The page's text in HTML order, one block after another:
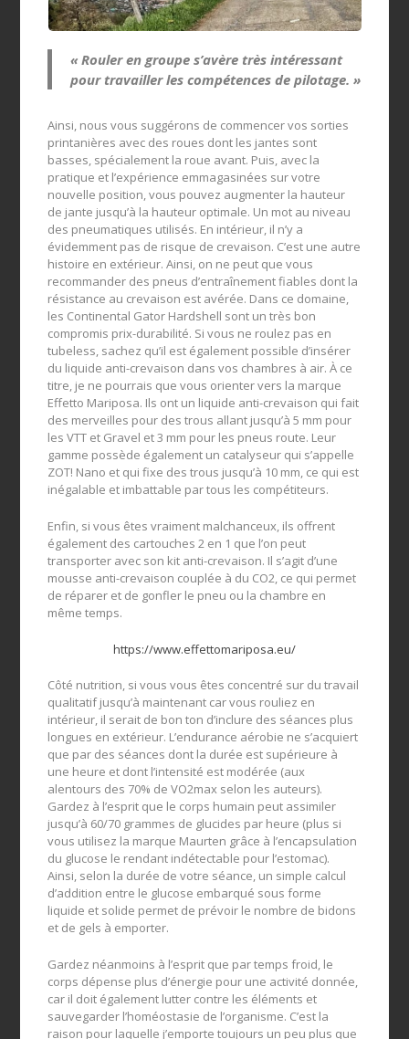
« Rouler en groupe s’avère très intéressant
pour travailler les compétences de pilotage. »
Ainsi, nous vous suggérons de commencer vos sorties
printanières avec des roues dont les jantes sont
basses, spécialement la roue avant. Puis, avec la
pratique et l’expérience emmagasinées sur votre
nouvelle position, vous pouvez augmenter la hauteur
de jante jusqu’à la hauteur optimale. Un mot au niveau
des pneumatiques utilisés. En intérieur, il n’y a
évidemment pas de risque de crevaison. C’est une autre
histoire en extérieur. Ainsi, on ne peut que vous
recommander des pneus d’entraînement fiables dont la
résistance au crevaison est avérée. Dans ce domaine,
les Continental Gator Hardshell sont un très bon
compromis prix-durabilité. Si vous ne roulez pas en
tubeless, sachez qu’il est également possible d’insérer
du liquide anti-crevaison dans vos chambres à air. À ce
titre, je ne pourrais que vous orienter vers la marque
Effetto Mariposa. Ils ont un liquide anti-crevaison qui fait
des merveilles pour des trous allant jusqu’à 5 mm pour
les VTT et Gravel et 3 mm pour les pneus route. Leur
gamme possède également un catalyseur qui s’appelle
ZOT! Nano et qui fixe des trous jusqu’à 10 mm, ce qui est
inégalable et imbattable par tous les compétiteurs.
Enfin, si vous êtes vraiment malchanceux, ils offrent
également des cartouches 2 en 1 que l’on peut
transporter avec son kit anti-crevaison. Il s’agit d’une
mousse anti-crevaison couplée à du CO2, ce qui permet
de réparer et de gonfler le pneu ou la chambre en
même temps.
https://www.effettomariposa.eu/
Côté nutrition, si vous vous êtes concentré sur du travail
qualitatif jusqu’à maintenant car vous rouliez en
intérieur, il serait de bon ton d’inclure des séances plus
longues en extérieur. L’endurance aérobie ne s’acquiert
que par des séances dont la durée est supérieure à
une heure et dont l’intensité est modérée (aux
alentours des 70% de VO2max selon les auteurs).
Gardez à l’esprit que le corps humain peut assimiler
jusqu’à 60/70 grammes de glucides par heure (plus si
vous utilisez la marque Maurten grâce à l’encapsulation
du glucose le rendant indétectable pour l’estomac).
Ainsi, selon la durée de votre séance, un simple calcul
d’addition entre le glucose embarqué sous forme
liquide et solide permet de prévoir le nombre de bidons
et de gels à emporter.
Gardez néanmoins à l’esprit que par temps froid, le
corps dépense plus d’énergie pour une activité donnée,
car il doit également lutter contre les éléments et
sauvegarder l’homéostasie de l’organisme. C’est la
raison pour laquelle j’emporte toujours un peu plus que